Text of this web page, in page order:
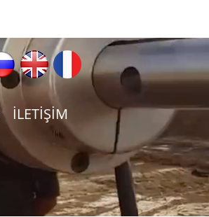
İLETİŞİM